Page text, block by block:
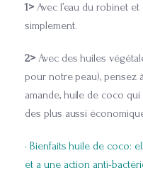
1>Avec l’eau du robinet
simplement.
2>Avec des huiles
pour notre peau), pensez
amande, huile de coco
des plus aussi
• Bienfaits huile de coco:
et a une action anti-